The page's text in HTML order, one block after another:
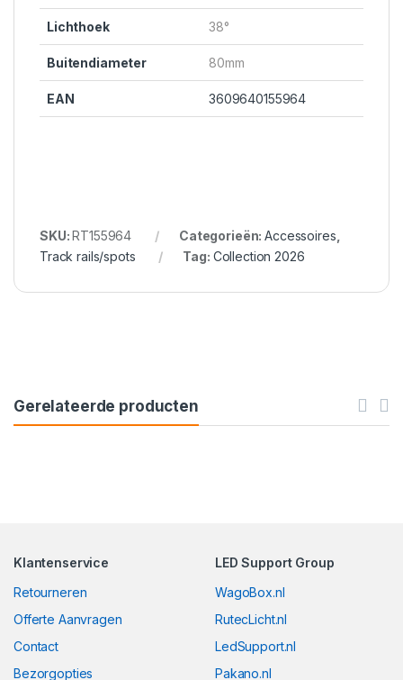
Lichthoek 38°
Buitendiameter 80mm
EAN 3609640155964
SKU:RT155964 Categorieën:Accessoires
Track rails/spots
Tag: Collection 2026
Gerelateerde producten
Klantenservice
Retourneren
Offerte Aanvragen
Contact
Bezorgopties
LED Support Group
WagoBox.nl
RutecLicht.nl
LedSupport.nl
Pakano.nl